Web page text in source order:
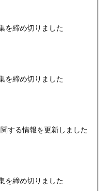
を締め切りました
を締め切りました
する情報を更新しました
を締め切りました